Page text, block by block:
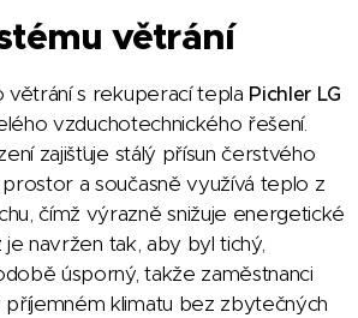
větrání
větrání s rekuperací tepla Pichler LG
vzduchotechnického řešení.
zajišťuje stálý přísun čerstvého
a současně využívá teplo z
čímž výrazně snižuje energetické
navržen tak, aby byl tichý,
úsporný, takže zaměstnanci
klimatu bez zbytečných